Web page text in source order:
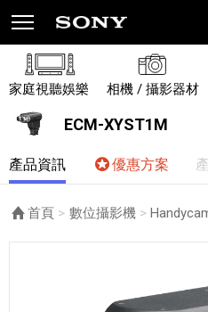
家庭視聽娛樂 相機 / 攝影器材
ECM-XYST1M
產品資訊 優惠方案
首頁 數位攝影機